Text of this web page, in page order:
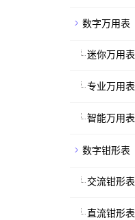
数字万用表
迷你万用表
专业万用表
智能万用表
数字钳形表
交流钳形表
直流钳形表